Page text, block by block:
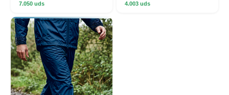
7.050 uds 4.003 uds